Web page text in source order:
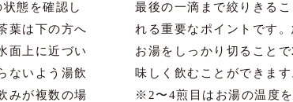
態を確認し
葉は下の方へ
面上に近づい
ないよう湯飲
みが複数の場
最後の一滴まで絞りきる
れる重要なポイントです
お湯をしっかり切ること
味しく飲むことができま
※2〜4煎目はお湯の温度